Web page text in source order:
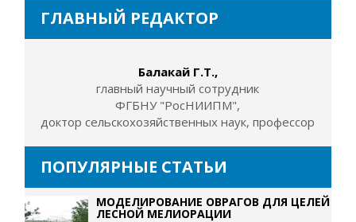
ГЛАВНЫЙ РЕДАКТОР
Балакай Г.Т.,
главный научный сотрудник
ФГБНУ "РосНИИПМ",
доктор сельскохозяйственных наук, профессор
ПОПУЛЯРНЫЕ СТАТЬИ
МОДЕЛИРОВАНИЕ ОВРАГОВ ДЛЯ ЦЕЛЕЙ
ЛЕСНОЙ МЕЛИОРАЦИИ